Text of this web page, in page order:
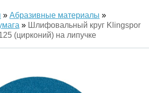
» Абразивные материалы »
» Шлифовальный круг Klingspor
(цирконий) на липучке